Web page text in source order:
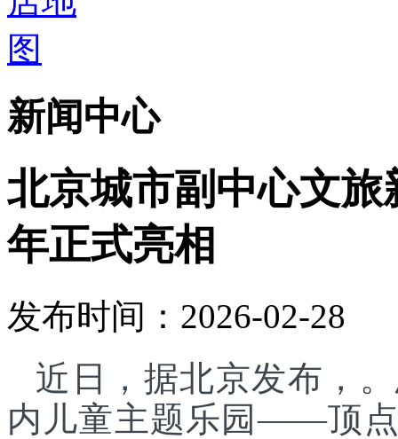
新闻中心
北京城市副中心文
年正式亮相
发布时间：2026-02-28
近日，据北京发布，
内儿童主题乐园——顶